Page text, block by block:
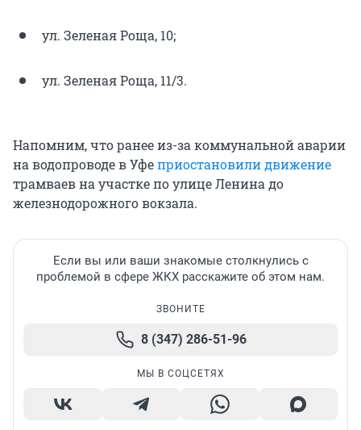
ул. Зеленая Роща, 10;
ул. Зеленая Роща, 11/3.
Напомним, что ранее из-за коммунальной аварии
на водопроводе в Уфеприостановили движение
трамваев на участке по улице Ленина до
железнодорожного вокзала.
Если вы или ваши знакомые столкнулись с
проблемой в сфере ЖКХ расскажите об этом нам.
ЗВОНИТЕ
8 (347) 286-51-96
МЫ В СОЦСЕТЯХ